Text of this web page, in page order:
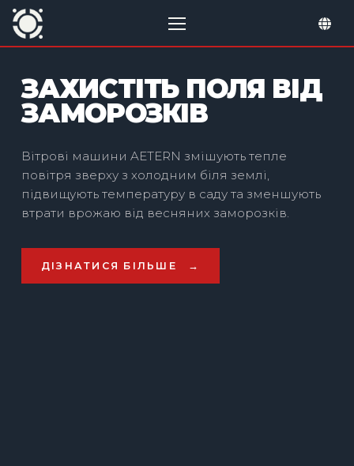
ЗАХИСТІТЬ ПОЛЯ ВІД
ЗАМОРОЗКІВ
Вітрові машини AETERN змішують тепле
повітря зверху з холодним біля землі,
підвищують температуру в саду та зменшують
втрати врожаю від весняних заморозків.
ДІЗНАТИСЯ БІЛЬШЕ